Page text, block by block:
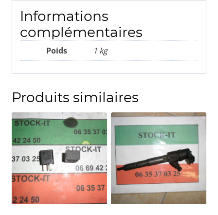
Informations
complémentaires
Poids 1 kg
Produits similaires